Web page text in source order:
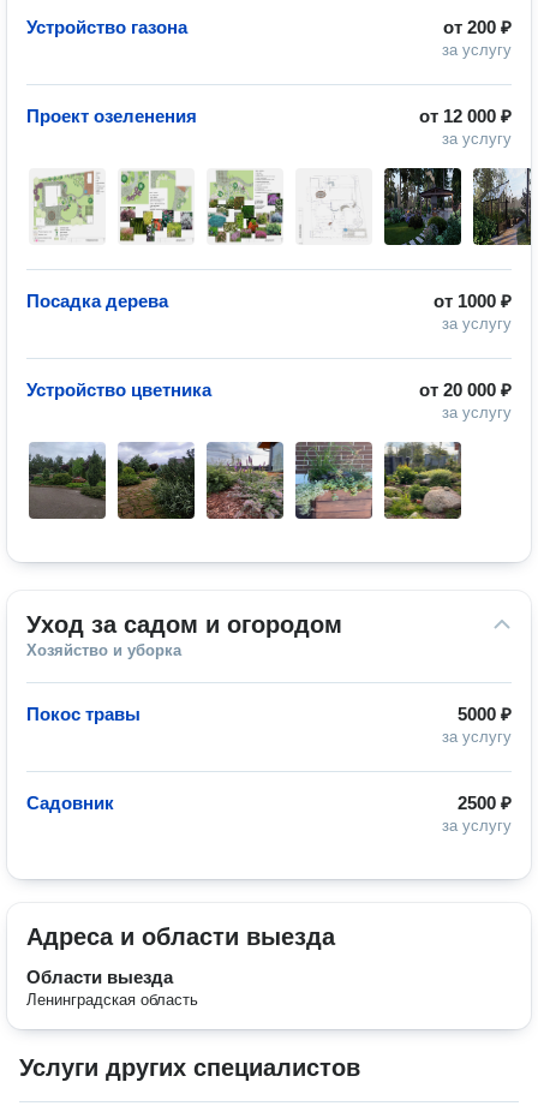
от 200 ₽
за услугу
Устройство газона
от 12 000 ₽
за услугу
Проект озеленения
от 1000 ₽
за услугу
Посадка дерева
от 20 000 ₽
за услугу
Устройство цветника
Уход за садом и огородом
Хозяйство и уборка
5000 ₽
за услугу
Покос травы
2500 ₽
за услугу
Садовник
Адреса и области выезда
Области выезда
Ленинградская область
Услуги других специалистов